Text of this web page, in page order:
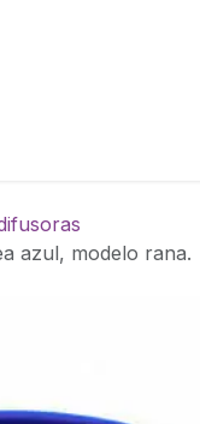
azul, modelo rana.